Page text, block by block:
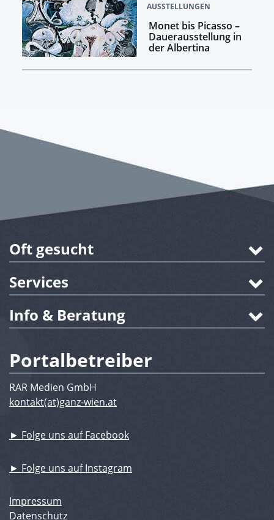
AUSSTELLUNGEN
Monet bis Picasso –
Dauerausstellung in
der Albertina
Oft gesucht
Services
Info & Beratung
Portalbetreiber
RAR Medien GmbH
kontakt(at)ganz-wien.at
► Folge uns auf Facebook
► Folge uns auf Instagram
Impressum
Datenschutz